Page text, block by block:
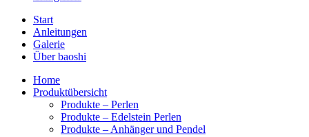
Start
Anleitungen
Galerie
Über baoshi
Home
Produktübersicht
Produkte – Perlen
Produkte – Edelstein Perlen
Produkte – Anhänger und Pendel